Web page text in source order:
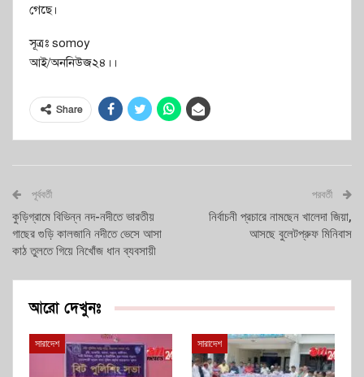
গেছে।
সূত্রঃ somoy
আই/অননিউজ২৪।।
Share
পূর্ববর্তী
কুড়িগ্রামে বিভিন্ন নদ-নদীতে ভারতীয়
গাছের গুড়ি কালজানি নদীতে ভেসে আসা
কাঠ তুলতে গিয়ে নিখোঁজ ধান ব্যবসায়ী
পরবর্তী
নির্বাচনী প্রচারে নামছেন খালেদা জিয়া,
আসছে বুলেটপ্রুফ মিনিবাস
আরো দেখুনঃ
সারাদেশ সারাদেশ